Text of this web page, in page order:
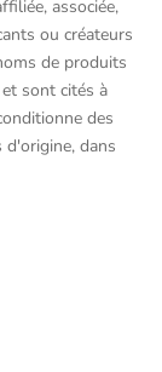
associée,
ou créateurs
de produits
sont cités à
des
dans